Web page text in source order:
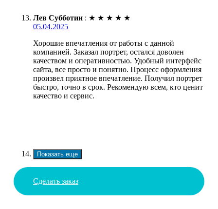
Лев Субботин : ★ ★ ★ ★ ★
05.04.2025
Хорошие впечатления от работы с данной
компанией. Заказал портрет, остался доволен
качеством и оперативностью. Удобный интерфейс
сайта, все просто и понятно. Процесс оформления
произвел приятное впечатление. Получил портрет
быстро, точно в срок. Рекомендую всем, кто ценит
качество и сервис.
Показать еще
Сделать заказ